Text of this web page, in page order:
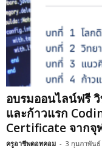
อบรมออนไลน์ฟรี
และก้าวแรก
Certificate จาก
ครูอาชีพดอทคอม - 3 กุมภาพันธ์